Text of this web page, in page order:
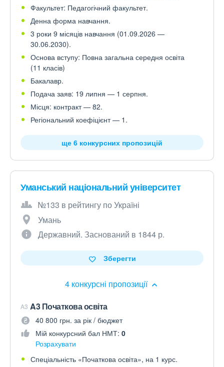
Факультет: Педагогічний факультет.
Денна форма навчання.
3 роки 9 місяців навчання (01.09.2026 —
30.06.2030).
Основа вступу: Повна загальна середня освіта
(11 класів)
Бакалавр.
Подача заяв: 19 липня — 1 серпня.
Місця: контракт — 82.
Регіональний коефіцієнт — 1.
ще 6 конкурсних пропозицій
Уманський національний університет
№133 в рейтингу по Україні
Умань
Державний. Заснований в 1844 р.
4 конкурсні пропозиції
Зберегти
A3 A3 Початкова освіта
40 800 грн. за рік / бюджет
Мій конкурсний бал НМТ: 0
Розрахувати
Спеціальність «Початкова освіта», на 1 курс.